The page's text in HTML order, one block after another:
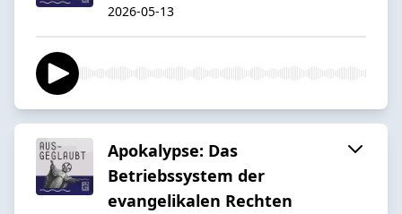
2026-05-13
Apokalypse: Das
Betriebssystem der
evangelikalen Rechten